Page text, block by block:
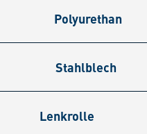
Polyurethan
Stahlblech
Lenkrolle